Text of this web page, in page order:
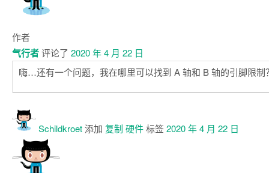
作者
气行者评论了 2020 年 4 月 22 日
嗨…还有一个问题，我在哪里可以找到 A 轴和 B 轴的引脚限制
Schildkroet添加 复制 硬件标签2020 年 4 月 22 日